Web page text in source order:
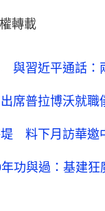
轉載
與習近平通話：
席普拉博沃就職
料下月訪華邀
年功與過：基建